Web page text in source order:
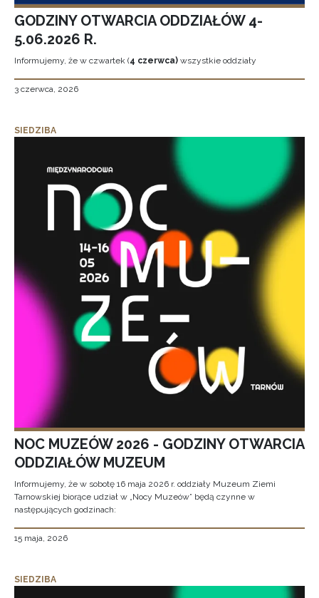
GODZINY OTWARCIA ODDZIAŁÓW 4-
5.06.2026 R.
Informujemy, że w czwartek (4 czerwca) wszystkie oddziały
3 czerwca, 2026
SIEDZIBA
NOC MUZEÓW 2026 - GODZINY OTWARCIA
ODDZIAŁÓW MUZEUM
Informujemy, że w sobotę 16 maja 2026 r. oddziały Muzeum Ziemi
Tarnowskiej biorące udział w „Nocy Muzeów” będą czynne w
następujących godzinach:
15 maja, 2026
SIEDZIBA